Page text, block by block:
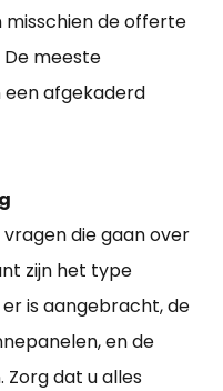
de offerte
meeste
afgekaderd
die gaan over
zijn het type
is aangebracht, de
en de
dat u alles